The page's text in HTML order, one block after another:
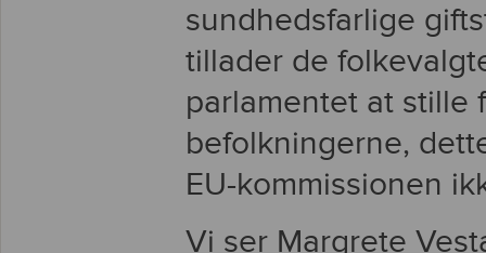
sundhedsfarlige
tillader de
parlamentet at stille
befolkningerne,
EU-kommissionen
Vi ser Margrete